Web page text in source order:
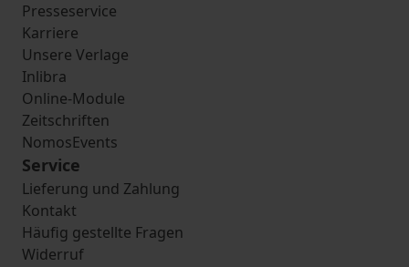
Presseservice
Karriere
Unsere Verlage
Inlibra
Online-Module
Zeitschriften
NomosEvents
Service
Lieferung und Zahlung
Kontakt
Häufig gestellte Fragen
Widerruf